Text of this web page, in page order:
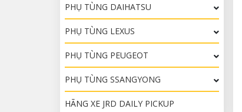
PHỤ TÙNG DAIHATSU
PHỤ TÙNG LEXUS
PHỤ TÙNG PEUGEOT
PHỤ TÙNG SSANGYONG
HÃNG XE JRD DAILY PICKUP